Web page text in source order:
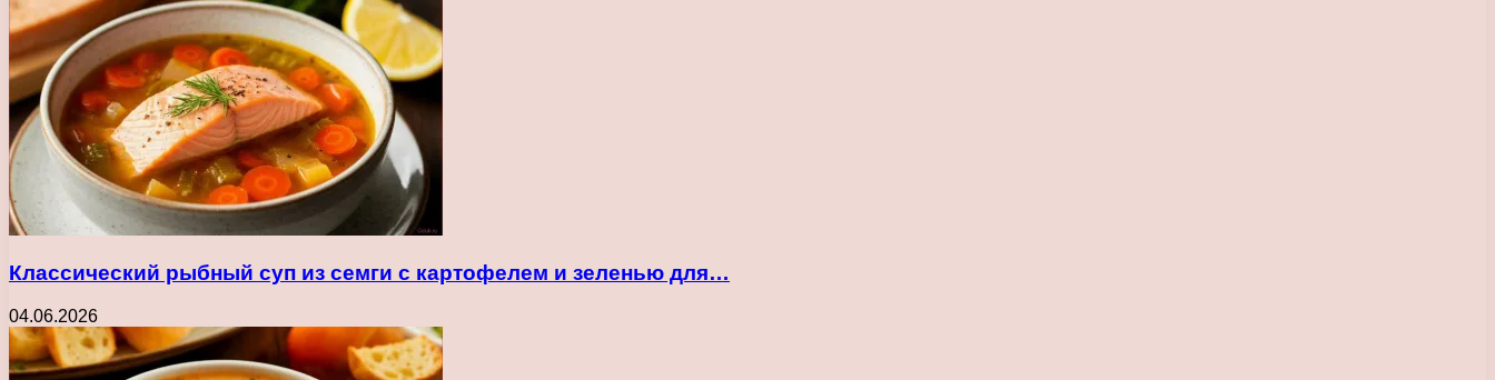
Классический рыбный суп из семги с картофелем и зеленью для…
04.06.2026